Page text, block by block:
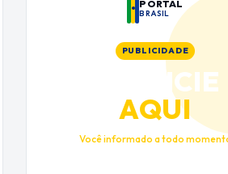
PORTAL
BRASIL
PUBLICIDADE
ANUNCIE
AQUI
Você informado a todo